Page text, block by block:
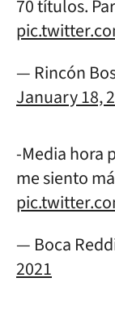
70 títulos.
— Rincón
January 18,
-Media hora
me siento
— Boca
2021